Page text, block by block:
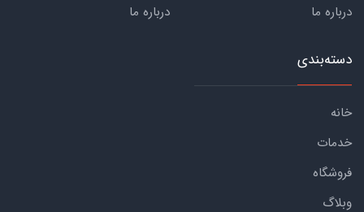
درباره ما
درباره ما
دسته‌بندی
خانه
خدمات
فروشگاه
وبلاگ